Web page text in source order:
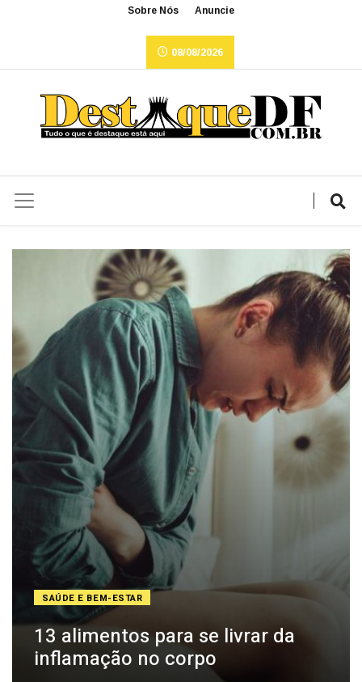
Sobre Nós Anuncie
08/08/2026
SAÚDE E BEM-ESTAR
13 alimentos para se livrar da
inflamação no corpo